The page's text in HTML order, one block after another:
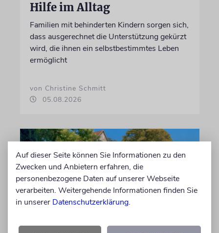
Hilfe im Alltag
Familien mit behinderten Kindern sorgen sich,
dass ausgerechnet die Unterstützung gekürzt
wird, die ihnen ein selbstbestimmtes Leben
ermöglicht
von Christine Schmitt
05.08.2026
Auf dieser Seite können Sie Informationen zu den
Zwecken und Anbietern erfahren, die
personenbezogene Daten auf unserer Webseite
verarbeiten. Weitergehende Informationen finden Sie
in unserer Datenschutzerklärung.